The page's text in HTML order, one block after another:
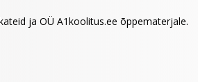
ja OÜ A1koolitus.ee õppematerjale.